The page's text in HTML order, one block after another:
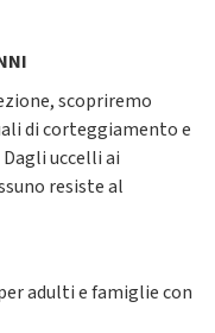
scopriremo
di corteggiamento e
uccelli ai
resiste al
adulti e famiglie con